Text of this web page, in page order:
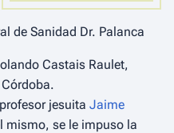
de Sanidad Dr. Palanca
Castais Raulet,
jesuita Jaime
mismo, se le impuso la